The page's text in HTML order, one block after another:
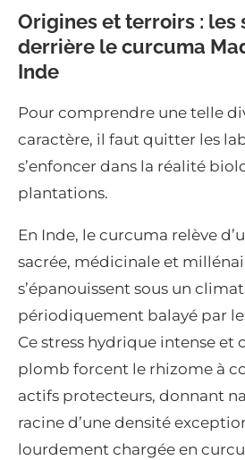
Origines et terroirs : les
derrière le curcuma
Inde
Pour comprendre une telle
caractère, il faut quitter les
s’enfoncer dans la réalité
plantations.
En Inde, le curcuma relève
sacrée, médicinale et
s’épanouissent sous un
périodiquement balayé par
Ce stress hydrique intense et
plomb forcent le rhizome à
actifs protecteurs, donnant
racine d’une densité
lourdement chargée en